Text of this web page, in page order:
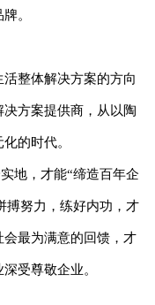
。
整体解决方案的方向
方案提供商，从以陶
的时代。
地，才能“缔造百年企
搏努力，练好内功，才
最为满意的回馈，才
受尊敬企业。